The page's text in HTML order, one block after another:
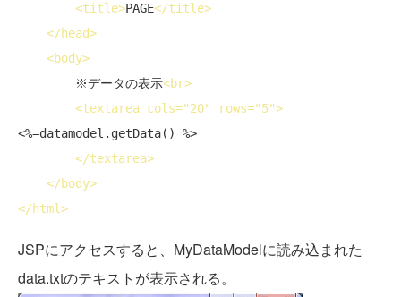
<title>PAGE</title>
</head>
<body>
        ※データの表示
<br>
<textarea cols="20" rows="5">
<%=datamodel.getData() %>
</textarea>
</body>
</html>
JSPにアクセスすると、MyDataModelに読み込まれた
data.txtのテキストが表示される。